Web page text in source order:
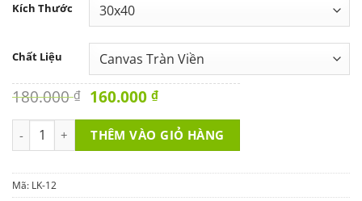
Kích Thước
Chất Liệu
180.000₫ Original
was:
180.000 ₫.
160.000 ₫Current
is:
160.000 ₫.
Tranh Văn Phòng - Ai Cũng Xứng Đáng - LK-12 số lượng
THÊM VÀO GIỎ HÀNG
Mã: LK-12